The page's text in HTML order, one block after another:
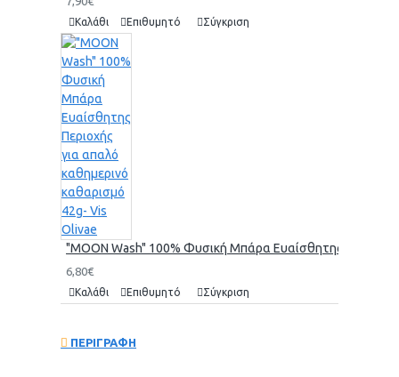
Καλάθι Επιθυμητό Σύγκριση
"MOON Wash" 100% Φυσική Μπάρα Ευαίσθητης
6,80€
Καλάθι Επιθυμητό Σύγκριση
ΠΕΡΙΓΡΑΦΗ